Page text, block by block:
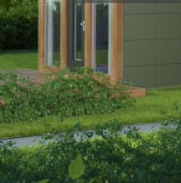
Register|Lost your